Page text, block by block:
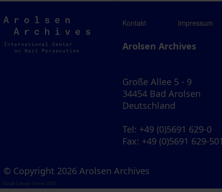
Arolsen
Archives
Kontakt Impressum
Arolsen Archives
Große Allee 5 - 9
34454 Bad Arolsen
Deutschland
Tel: +49 (0)5691 629-0
Fax: +49 (0)5691 629-
© Copyright 2026 Arolsen Archives
Visual Library Server 2026